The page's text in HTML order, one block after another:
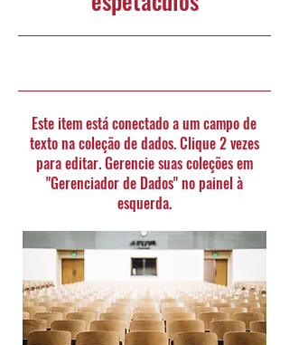
Este item está conectado a um campo de
texto na coleção de dados. Clique 2 vezes
para editar. Gerencie suas coleções em
"Gerenciador de Dados" no painel à
esquerda.